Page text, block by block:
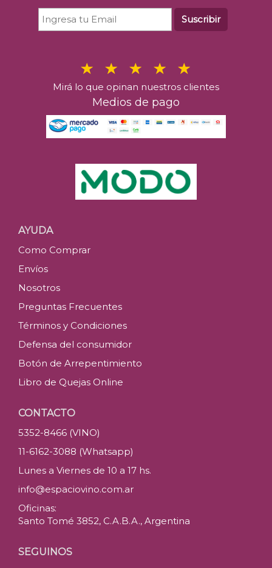
Suscribir
Mirá lo que opinan nuestros clientes
Medios de pago
AYUDA
Como Comprar
Envíos
Nosotros
Preguntas Frecuentes
Términos y Condiciones
Defensa del consumidor
Botón de Arrepentimiento
Libro de Quejas Online
CONTACTO
5352-8466 (VINO)
11-6162-3088 (Whatsapp)
Lunes a Viernes de 10 a 17 hs.
info@espaciovino.com.ar
Oficinas:
Santo Tomé 3852, C.A.B.A., Argentina
SEGUINOS